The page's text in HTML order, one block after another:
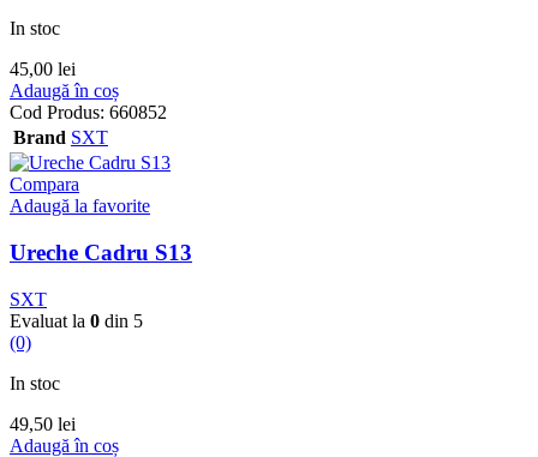
In stoc
45,00 lei
Adaugă în coș
Cod Produs: 660852
Brand SXT
Compara
Adaugă la favorite
Ureche Cadru S13
SXT
Evaluat la 0 din 5
(0)
In stoc
49,50 lei
Adaugă în coș